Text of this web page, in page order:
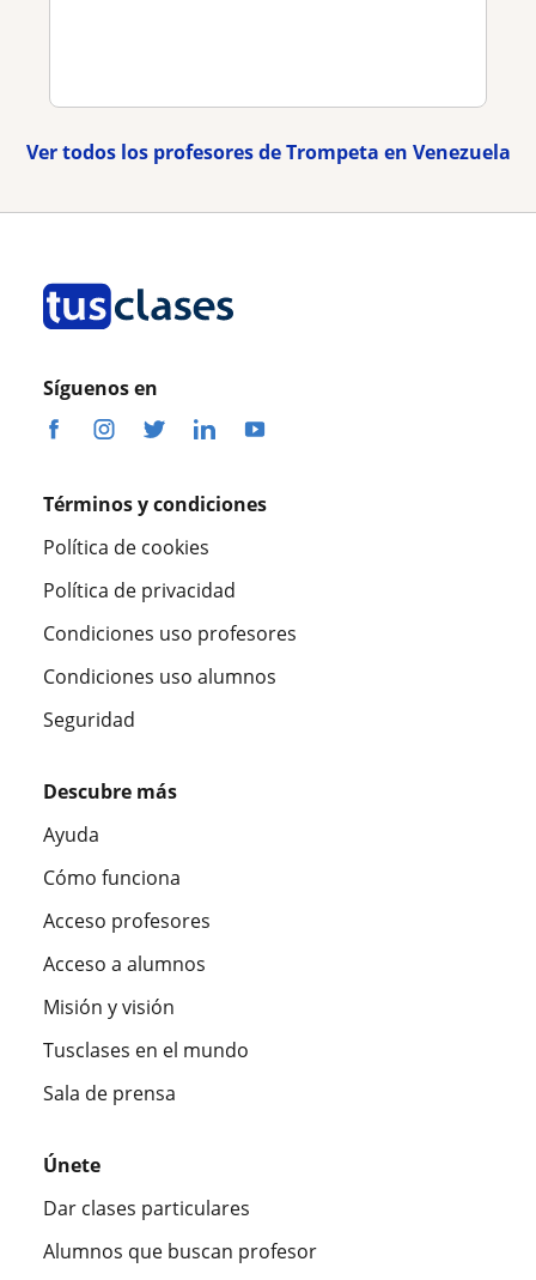
Ver todos los profesores de Trompeta en Venezuela
Síguenos en
Términos y condiciones
Política de cookies
Política de privacidad
Condiciones uso profesores
Condiciones uso alumnos
Seguridad
Descubre más
Ayuda
Cómo funciona
Acceso profesores
Acceso a alumnos
Misión y visión
Tusclases en el mundo
Sala de prensa
Únete
Dar clases particulares
Alumnos que buscan profesor